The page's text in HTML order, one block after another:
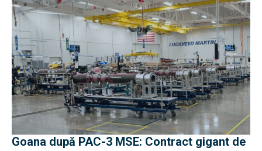
Goana după PAC-3 MSE: Contract gigant de